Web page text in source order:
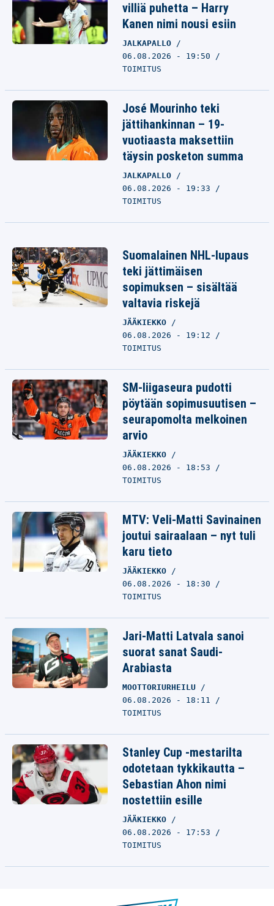
villiä puhetta – Harry
Kanen nimi nousi esiin
JALKAPALLO
06.08.2026 - 19:50
TOIMITUS
José Mourinho teki
jättihankinnan – 19-
vuotiaasta maksettiin
täysin posketon summa
JALKAPALLO
06.08.2026 - 19:33
TOIMITUS
Suomalainen NHL-lupaus
teki jättimäisen
sopimuksen – sisältää
valtavia riskejä
JÄÄKIEKKO
06.08.2026 - 19:12
TOIMITUS
SM-liigaseura pudotti
pöytään sopimusuutisen –
seurapomolta melkoinen
arvio
JÄÄKIEKKO
06.08.2026 - 18:53
TOIMITUS
MTV: Veli-Matti Savinainen
joutui sairaalaan – nyt tuli
karu tieto
JÄÄKIEKKO
06.08.2026 - 18:30
TOIMITUS
Jari-Matti Latvala sanoi
suorat sanat Saudi-
Arabiasta
MOOTTORIURHEILU
06.08.2026 - 18:11
TOIMITUS
Stanley Cup -mestarilta
odotetaan tykkikautta –
Sebastian Ahon nimi
nostettiin esille
JÄÄKIEKKO
06.08.2026 - 17:53
TOIMITUS